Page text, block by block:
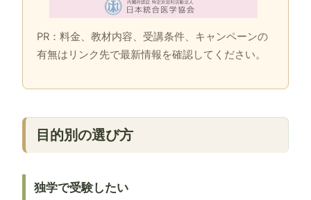
PR：料金、教材内容、受講条件、キャンペーンの
有無はリンク先で最新情報を確認してください。
目的別の選び方
独学で受験したい